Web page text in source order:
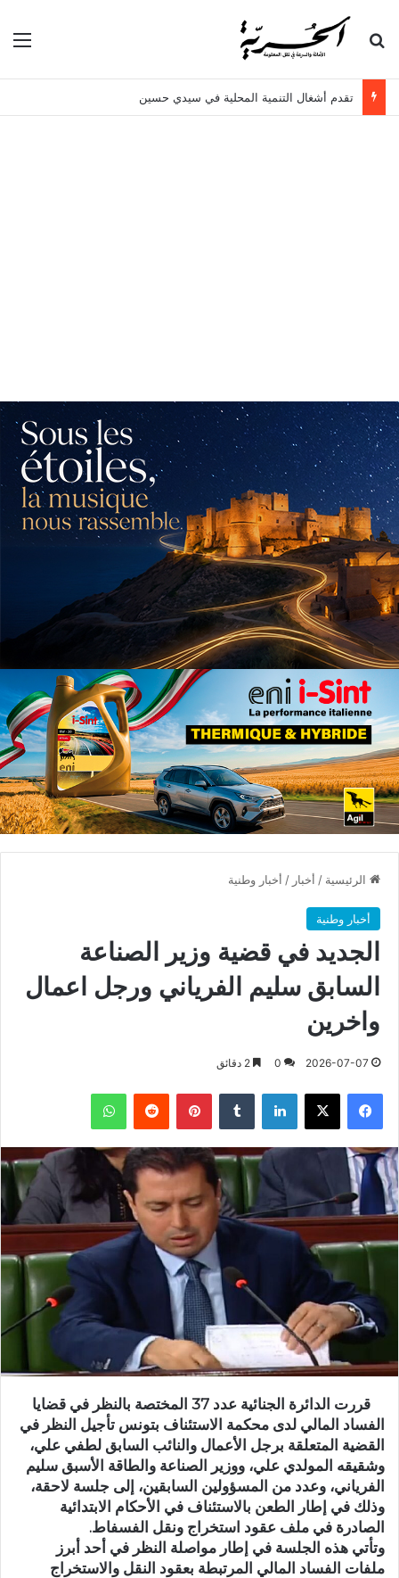
بحث عن
تقدم أشغال التنمية المحلية في سيدي حسين
الرئيسية / أخبار / أخبار وطنية
أخبار وطنية
الجديد في قضية وزير الصناعة
السابق سليم الفرياني ورجل اعمال
واخرين
2026-07-07
0
فيسبوك X لينكدإن بينتيريست واتساب
قررت الدائرة الجنائية عدد 37 المختصة بالنظر في قضايا
الفساد المالي لدى محكمة الاستئناف بتونس تأجيل النظر في
القضية المتعلقة برجل الأعمال والنائب السابق لطفي علي،
وشقيقه المولدي علي، ووزير الصناعة والطاقة الأسبق سليم
الفرياني، وعدد من المسؤولين السابقين، إلى جلسة لاحقة،
وذلك في إطار الطعن بالاستئناف في الأحكام الابتدائية
الصادرة في ملف عقود استخراج ونقل الفسفاط.
وتأتي هذه الجلسة في إطار مواصلة النظر في أحد أبرز
ملفات الفساد المالي المرتبطة بعقود النقل والاستخراج